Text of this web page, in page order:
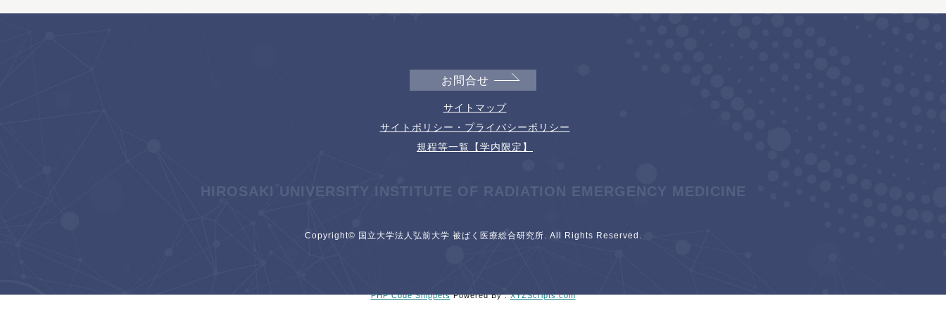
お問合せ
サイトマップ
サイトポリシー・プライバシーポリシー
規程等一覧【学内限定】
HIROSAKI UNIVERSITY INSTITUTE OF RADIATION EMERGENCY MEDICINE
Copyright© 国立大学法人弘前大学 被ばく医療総合研究所. All Rights Reserved.
PHP Code SnippetsPowered By :XYZScripts.com